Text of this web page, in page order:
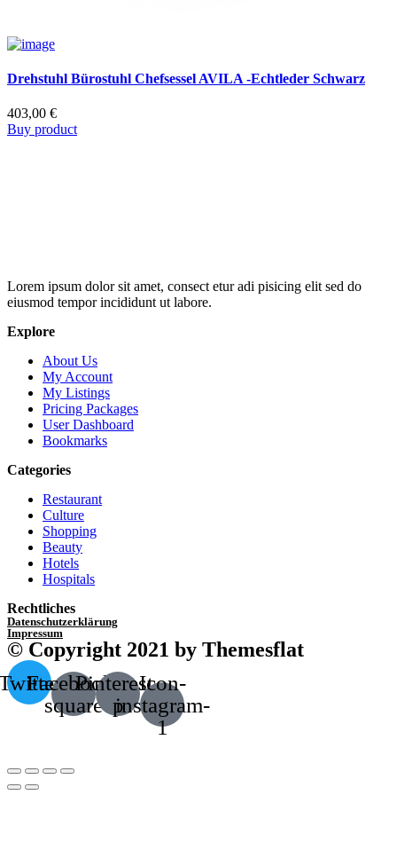
Drehstuhl Bürostuhl Chefsessel AVILA -Echtleder Schwarz
403,00 €
Buy product
Lorem ipsum dolor sit amet, consect etur adi pisicing elit sed do
eiusmod tempor incididunt ut labore.
Explore
About Us
My Account
My Listings
Pricing Packages
User Dashboard
Bookmarks
Categories
Restaurant
Culture
Shopping
Beauty
Hotels
Hospitals
Rechtliches
Datenschutzerklärung
Impressum
© Copyright 2021 by Themesflat
Facebook-
square
Pinterest-
p
Icon-
instagram-
1